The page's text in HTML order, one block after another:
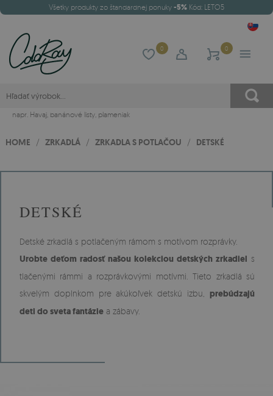
Všetky produkty zo štandardnej ponuky -5% Kód: LETO5
0 0
napr. Havaj, banánové listy, plameniak
HOME / ZRKADLÁ / ZRKADLA S POTLAČOU / DETSKÉ
DETSKÉ
Detské zrkadlá s potlačeným rámom s motívom rozprávky.
Urobte deťom radosť našou kolekciou detských zrkadiel s
tlačenými rámmi a rozprávkovými motívmi. Tieto zrkadlá sú
skvelým doplnkom pre akúkoľvek detskú izbu, prebúdzajú
deti do sveta fantázie a zábavy.